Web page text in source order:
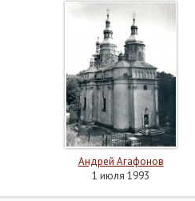
Андрей Агафонов
1 июля 1993